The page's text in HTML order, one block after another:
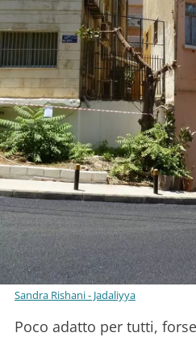
Sandra Rishani - Jadaliyya
Poco adatto per tutti,